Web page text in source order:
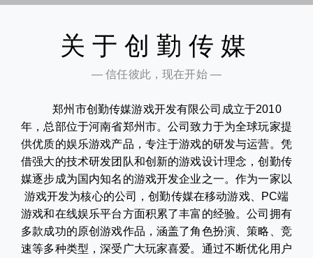
关于创勤传媒
— 信任彼此，现在开始 —
郑州市创勤传媒游戏开发有限公司成立于2010
年，总部位于河南省郑州市。公司致力于为全球玩家提
供优质的娱乐游戏产品，专注于游戏的研发与运营。凭
借强大的技术研发团队和创新的游戏设计理念，创勤传
媒逐步成为国内知名的游戏开发企业之一。作为一家以
游戏开发为核心的公司，创勤传媒在移动游戏、PC端
游戏和在线娱乐平台方面积累了丰富的经验。公司拥有
多款成功的原创游戏作品，涵盖了角色扮演、策略、竞
速等多种类型，深受广大玩家喜爱。通过不断优化用户